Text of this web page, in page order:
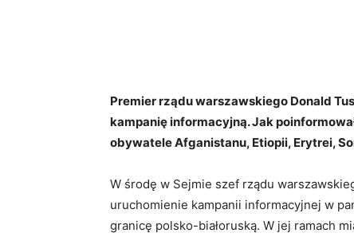
Premier rządu warszawskiego Donald
kampanię informacyjną. Jak
obywatele Afganistanu, Etiopii, Erytrei,
W środę w Sejmie szef rządu
uruchomienie kampanii informacyjnej w
granicę polsko-białoruską. W jej ramach